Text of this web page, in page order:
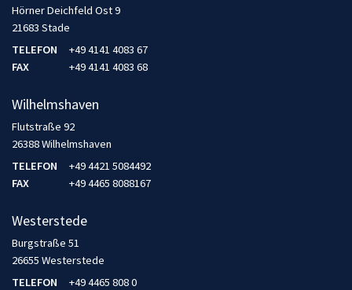
Hörner Deichfeld Ost 9
21683 Stade
TELEFON
+49 4141 4083 67
FAX
+49 4141 4083 68
Wilhelmshaven
Flutstraße 92
26388 Wilhelmshaven
TELEFON
+49 4421 5084492
FAX
+49 4465 8088167
Westerstede
Burgstraße 51
26655 Westerstede
TELEFON
+49 4465 808 0